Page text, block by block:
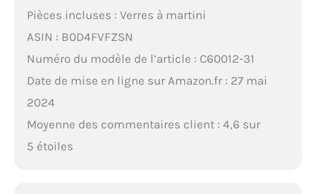
Pièces incluses : Verres à martini
ASIN : B0D4FVFZSN
Numéro du modèle de l’article : C60012-31
Date de mise en ligne sur Amazon.fr : 27 mai
2024
Moyenne des commentaires client : 4,6 sur
5 étoiles